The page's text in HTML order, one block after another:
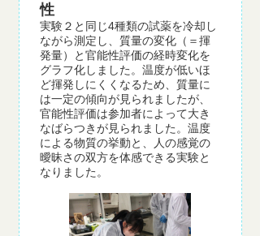
性
実験２と同じ4種類の試薬を冷却し
ながら測定し、質量の変化（＝揮
発量）と官能性評価の経時変化を
グラフ化しました。温度が低いほ
ど揮発しにくくなるため、質量に
は一定の傾向が見られましたが、
官能性評価は参加者によって大き
なばらつきが見られました。温度
による物質の挙動と、人の感覚の
曖昧さの双方を体感できる実験と
なりました。